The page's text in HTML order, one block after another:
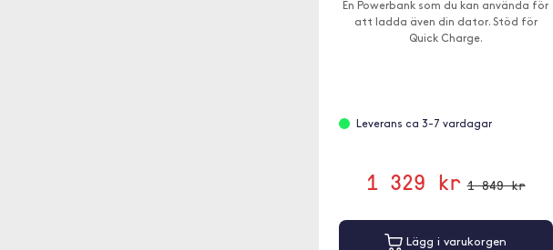
En Powerbank som du kan använda för
att ladda även din dator. Stöd för
Quick Charge.
Leverans ca 3-7 vardagar
1 329 kr 1 849 kr
Lägg i varukorgen